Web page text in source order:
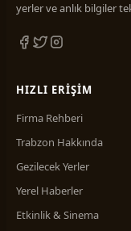
yerler ve anlık bilgiler
HIZLI ERIŞIM
Firma Rehberi
Trabzon Hakkında
Gezilecek Yerler
Yerel Haberler
Etkinlik & Sinema